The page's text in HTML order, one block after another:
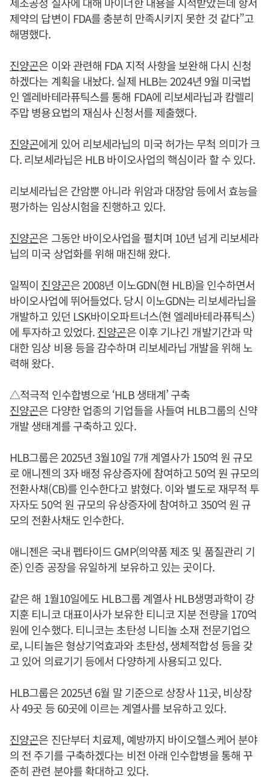
제약의 답변이 FDA를 충분히 만족시키지 못한 것 같다”고
해명했다.
진양곤은 이와 관련해 FDA 지적 사항을 보완해 다시 신청
하겠다는 계획을 내놨다. 실제 HLB는 2024년 9월 미국법
인 엘레바테라퓨틱스를 통해 FDA에 리보세라닙과 캄렐리
주맙 병용요법의 재심사 신청서를 제출했다.
진양곤에게 있어 리보세라닙의 미국 허가는 무척 의미가 크
다. 리보세라닙은 HLB 바이오사업의 핵심이라 할 수 있다.
리보세라닙은 간암뿐 아니라 위암과 대장암 등에서 효능을
평가하는 임상시험을 진행하고 있다.
진양곤은 그동안 바이오사업을 펼치며 10년 넘게 리보세라
닙의 미국 상업화를 위해 매진해 왔다.
일찍이 진양곤은 2008년 이노GDN(현 HLB)을 인수하면서
바이오사업에 뛰어들었다. 당시 이노GDN는 리보세라닙을
개발하고 있던 LSK바이오파트너스(현 엘레바테라퓨틱스)
에 투자하고 있었다.진양곤은 이후 기나긴 개발기간과 막
대한 임상 비용 등을 감수하며 리보세라닙 개발을 위해 노
력해 왔다.
△적극적 인수합병으로 ‘HLB 생태계’ 구축
진양곤은 다양한 업종의 기업들을 사들여 HLB그룹의 신약
개발 생태계를 구축하고 있다.
HLB그룹은 2025년 3월10일 7개 계열사가 150억 원 규모
로 애니젠의 3자 배정 유상증자에 참여하고 50억 원 규모의
전환사채(CB)를 인수한다고 밝혔다. 이와 별도로 재무적 투
자자도 50억 원 규모의 유상증자에 참여하고 350억 원 규
모의 전환사채도 인수한다.
애니젠은 국내 펩타이드 GMP(의약품 제조 및 품질관리 기
준) 인증 공장을 유일하게 보유하고 있는 곳이다.
같은 해 1월10일에도 HLB그룹 계열사 HLB생명과학이 강
지훈 티니코 대표이사가 보유한 티니코 지분 전량을 170억
원에 인수했다. 티니코는 초탄성 니티놀 소재 전문기업으
로, 니티놀은 형상기억효과와 초탄성, 생체적합성 등을 갖
고 있어 의료기기 등에서 다양하게 사용되고 있다.
HLB그룹은 2025년 6월 말 기준으로 상장사 11곳, 비상장
사 49곳 등 60곳에 이르는 계열사를 보유하고 있다.
진양곤은 진단부터 치료제, 예방까지 바이오헬스케어 분야
의 전 주기를 구축하겠다는 비전 아래 인수합병을 통해 꾸
준히 관련 분야를 확대하고 있다.